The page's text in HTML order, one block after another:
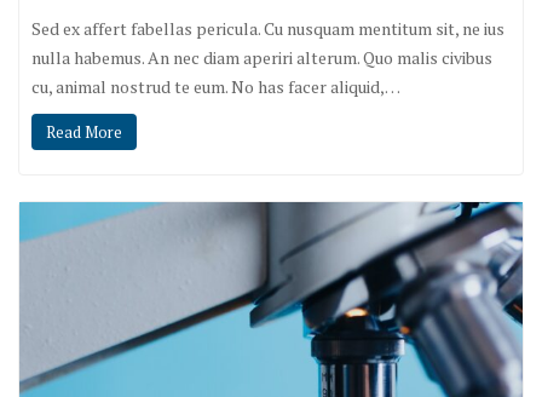
Sed ex affert fabellas pericula. Cu nusquam mentitum sit, ne ius
nulla habemus. An nec diam aperiri alterum. Quo malis civibus
cu, animal nostrud te eum. No has facer aliquid,…
Read More